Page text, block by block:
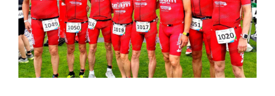
Damen